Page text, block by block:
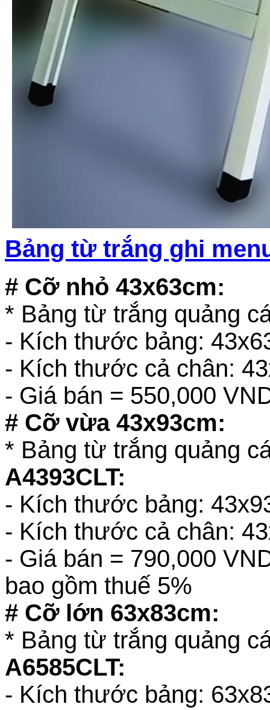
Bảng từ trắng ghi
# Cỡ nhỏ 43x63cm:
* Bảng từ trắng quảng
- Kích thước bảng:
- Kích thước cả chân:
- Giá bán = 550,000
# Cỡ vừa 43x93cm:
* Bảng từ trắng quảng
A4393CLT:
- Kích thước bảng:
- Kích thước cả chân:
- Giá bán = 790,000
bao gồm thuế 5%
# Cỡ lớn 63x83cm:
* Bảng từ trắng quảng
A6585CLT:
- Kích thước bảng: